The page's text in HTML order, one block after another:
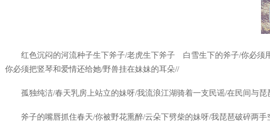
红色沉闷的河流种子生下斧子/老虎生下斧子 白雪生下的斧子/你必须用
你必须把竖琴和爱情还给她/野兽挂在妹妹的耳朵//
孤独纯洁/春天乳房上站立的妹呀/我流浪江湖骑着一支民谣/在民间与琵
斧子的嘴唇抓住春天/你被野花熏醉/云朵下劈柴的妹呀/我琵琶破碎两